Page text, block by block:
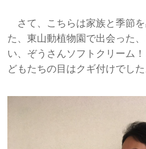
さて、こちらは家族と季節
た、東山動植物園で出会った
い、ぞうさんソフトクリーム
どもたちの目はクギ付けでした